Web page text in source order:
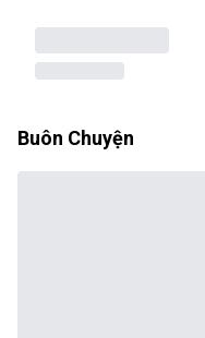
Buôn Chuyện